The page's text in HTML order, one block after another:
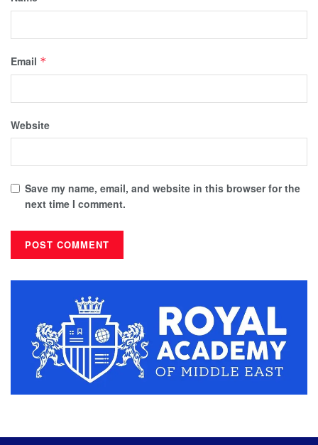
Email *
Website
Save my name, email, and website in this browser for the
next time I comment.